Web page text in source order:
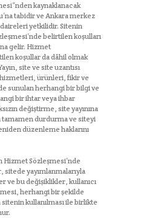
kaynaklanacak
tabidir ve Ankara merkez
yetkilidir. Sitenin
belirtilen koşulları
gelir. Hizmet
koşullar da dâhil olmak
site ve site uzantısı
hizmetleri, ürünleri, fikir ve
sunulan herhangi bir bilgi ve
bir ihtar veya ihbar
değiştirme, site yayınına
tamamen durdurma ve siteyi
düzenleme haklarını
Hizmet Sözleşmesi’nde
sitede yayımlanmalarıyla
ve bu değişiklikler, kullanıcı
herhangi bir şekilde
sitenin kullanılması ile birlikte